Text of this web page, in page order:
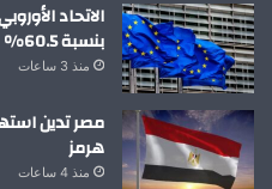
الاتحاد
بنسبة 60.5%
منذ 3 ساعات
مصر تدين
هرمز
منذ 4 ساعات